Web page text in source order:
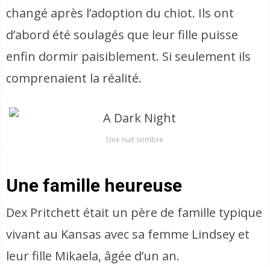
changé après l’adoption du chiot. Ils ont
d’abord été soulagés que leur fille puisse
enfin dormir paisiblement. Si seulement ils
comprenaient la réalité.
Une nuit sombre
Une famille heureuse
Dex Pritchett était un père de famille typique
vivant au Kansas avec sa femme Lindsey et
leur fille Mikaela, âgée d’un an.